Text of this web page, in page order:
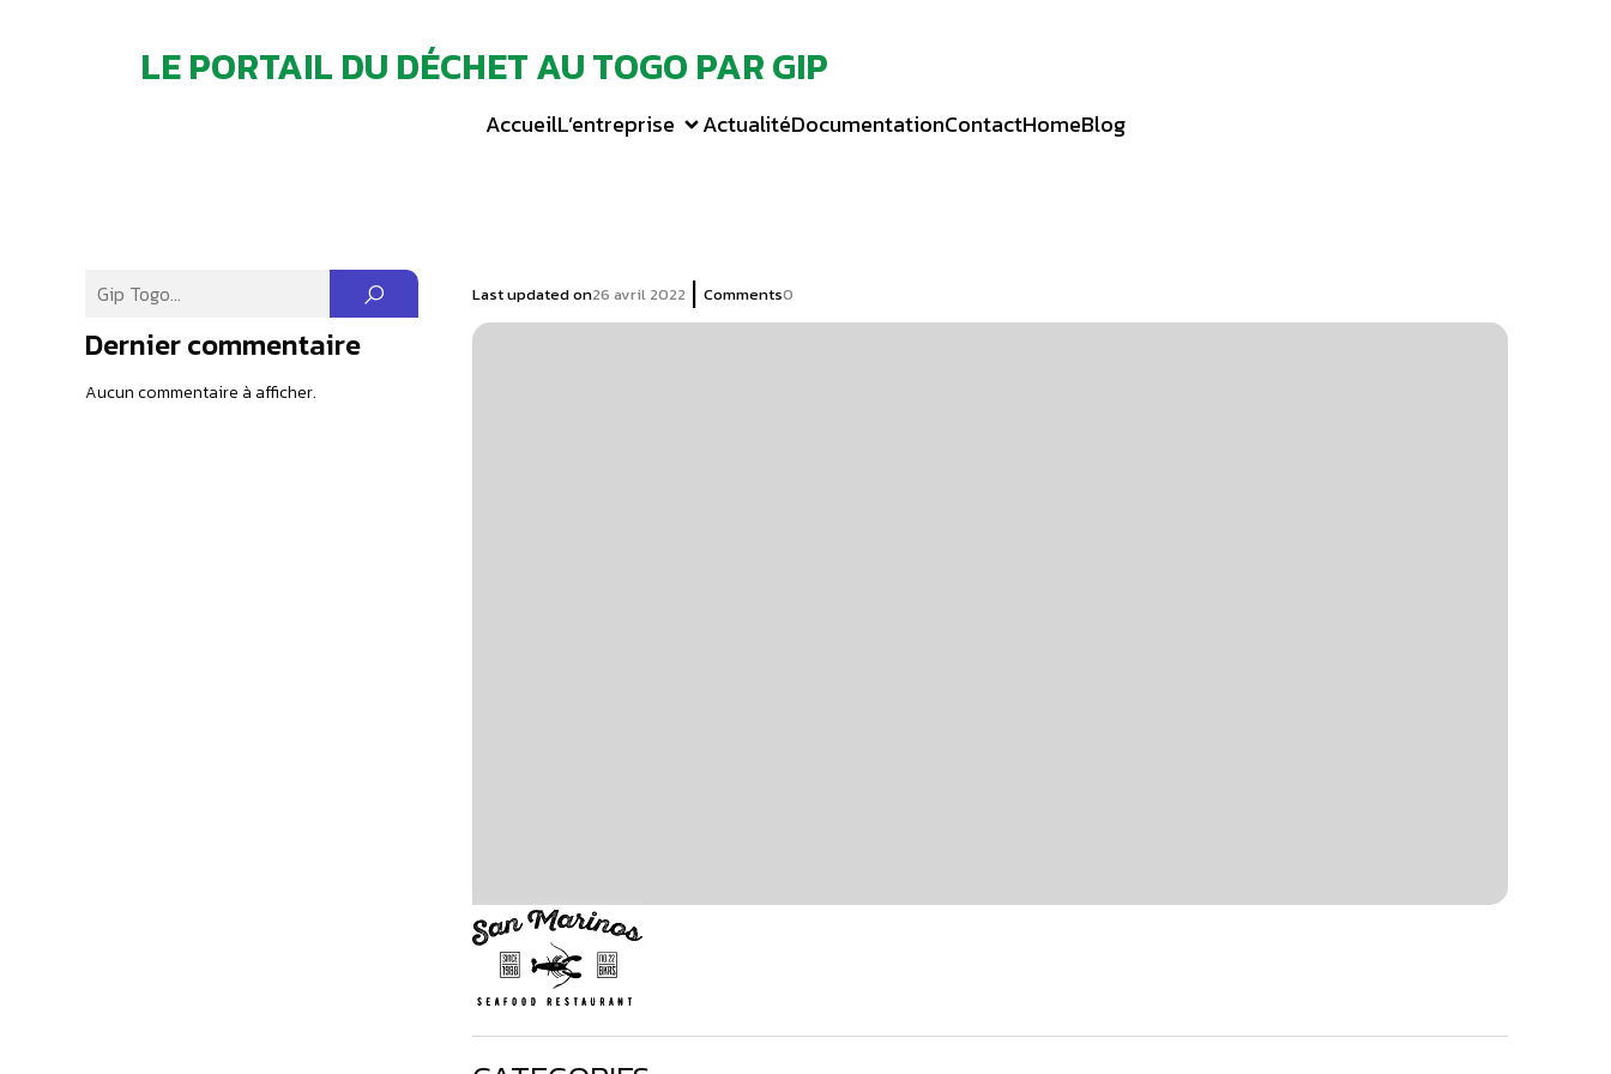
LE PORTAIL DU DÉCHET AU TOGO PAR GIP
AccueilL’entreprise ActualitéDocumentationContactHomeBlog
Dernier commentaire
Aucun commentaire à afficher.
Last updated on26 avril 2022 | Comments0